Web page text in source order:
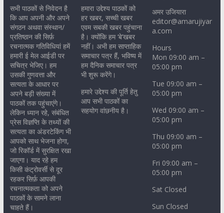
सभी पाठकों से निवेदन है
कि आप अपनी और अपने
संगठन अथवा संस्थान/
प्रतिष्ठान की सिर्फ़
रचनात्मक गतिविधियां हमें
हमारी ई मेल आईडी पर
सचित्र भेजिए। हम
उसकी गुणवत्ता और
सत्यता के आधार पर
अपने बड़ी संख्या में
पाठकों तक पहुंचाएंगे।
लेकिन ध्यान रहे, संबंधित
प्रेस विज्ञप्ति के तथ्यों की
सत्यता का अंडरटेकिंग भी
आपको साथ भेजना होगा,
जो रिकॉर्ड में सुरक्षित रखा
जाएगा। याद रहे हम
किसी कंट्रोवर्सी से दूर
रहकर सिर्फ़ आपकी
रचनात्मकता को अपने
पाठकों के सामने लाना
चाहते हैं।
हमारा उद्देश्य पाठकों को
हर खबर, सच्ची खबर
एवम सबकी खबर पहुंचाना
है। क्योंकि हम ‘बे’खबर
नहीं। अभी हम साप्ताहिक
समाचार पत्र हैं, भविष्य में
हम दैनिक समाचार पत्र
भी शुरू करेंगे।
हमारे उद्देश्य की पूर्ति हेतु
आप सभी पाठकों का
सहयोग वांछनीय है।
अमर उजियारा
editor@amarujiyar
a.com
Hours
Mon 09:00 am –
05:00 pm
Tue 09:00 am –
05:00 pm
Wed 09:00 am –
05:00 pm
Thu 09:00 am –
05:00 pm
Fri 09:00 am –
05:00 pm
Sat Closed
Sun Closed